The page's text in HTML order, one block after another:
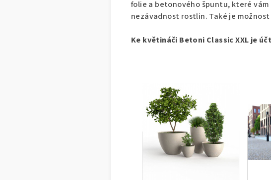
folie a betonového špuntu, které
nezávadnost rostlin. Také je
Ke květináči Betoni Classic XXL je